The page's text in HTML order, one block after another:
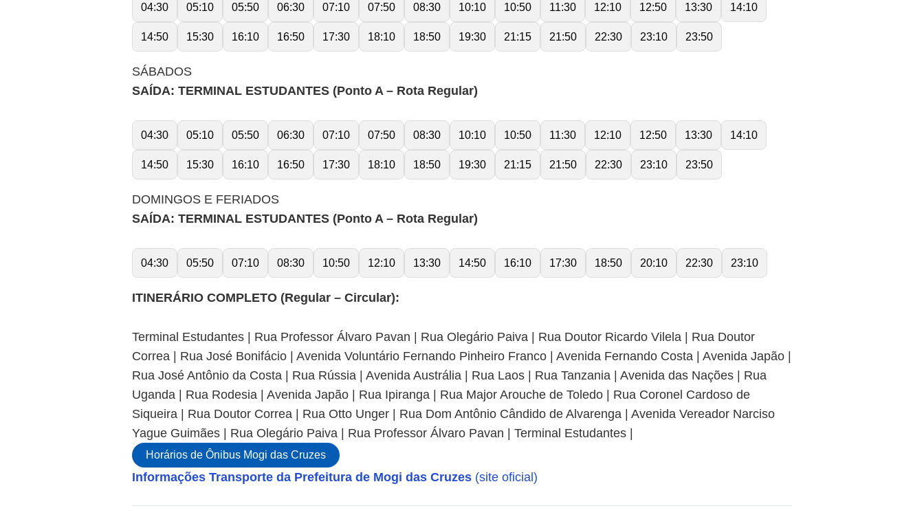
04:30 05:10 05:50 06:30 07:10 07:50 08:30 10:10 10:50 11:30 12:10 12:50 13:30 14:10
14:50 15:30 16:10 16:50 17:30 18:10 18:50 19:30 21:15 21:50 22:30 23:10 23:50
SÁBADOS
SAÍDA: TERMINAL ESTUDANTES (Ponto A – Rota Regular)
04:30 05:10 05:50 06:30 07:10 07:50 08:30 10:10 10:50 11:30 12:10 12:50 13:30 14:10
14:50 15:30 16:10 16:50 17:30 18:10 18:50 19:30 21:15 21:50 22:30 23:10 23:50
DOMINGOS E FERIADOS
SAÍDA: TERMINAL ESTUDANTES (Ponto A – Rota Regular)
04:30 05:50 07:10 08:30 10:50 12:10 13:30 14:50 16:10 17:30 18:50 20:10 22:30 23:10
ITINERÁRIO COMPLETO (Regular – Circular):
Terminal Estudantes | Rua Professor Álvaro Pavan | Rua Olegário Paiva | Rua Doutor Ricardo Vilela | Rua Doutor
Correa | Rua José Bonifácio | Avenida Voluntário Fernando Pinheiro Franco | Avenida Fernando Costa | Avenida Japão |
Rua José Antônio da Costa | Rua Rússia | Avenida Austrália | Rua Laos | Rua Tanzania | Avenida das Nações | Rua
Uganda | Rua Rodesia | Avenida Japão | Rua Ipiranga | Rua Major Arouche de Toledo | Rua Coronel Cardoso de
Siqueira | Rua Doutor Correa | Rua Otto Unger | Rua Dom Antônio Cândido de Alvarenga | Avenida Vereador Narciso
Yague Guimães | Rua Olegário Paiva | Rua Professor Álvaro Pavan | Terminal Estudantes |
Horários de Ônibus Mogi das Cruzes
Informações Transporte da Prefeitura de Mogi das Cruzes (site oficial)